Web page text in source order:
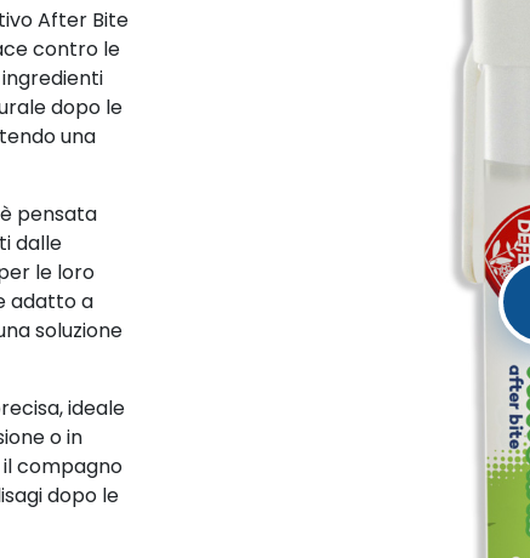
After Bite
contro le
dopo le
una
pensata
dalle
le loro
adatto a
soluzione
ideale
o in
il compagno
dopo le